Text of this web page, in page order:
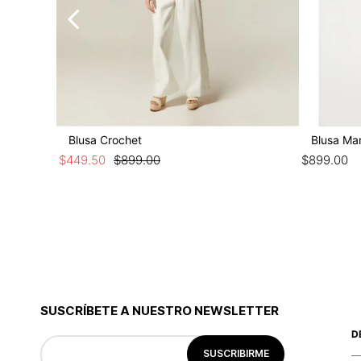
Blusa Crochet
$899.00
$449.50
Blusa
$899.00
SUSCRÍBETE A NUESTRO NEWSLETTER
SUSCRIBIRME